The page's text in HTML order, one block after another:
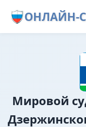
ОНЛАЙН-
Мировой